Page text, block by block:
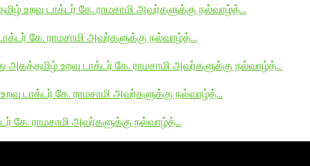
உறவு டாக்டர் கே. ராமசாமி அவர்களுக்கு நல்வாழ்த்…
கே. ராமசாமி அவர்களுக்கு நல்வாழ்த்…
அகத்தமிழ் உறவு டாக்டர் கே. ராமசாமி அவர்களுக்கு நல்வாழ்த்…
டாக்டர் கே. ராமசாமி அவர்களுக்கு நல்வாழ்த்…
கே. ராமசாமி அவர்களுக்கு நல்வாழ்த்…